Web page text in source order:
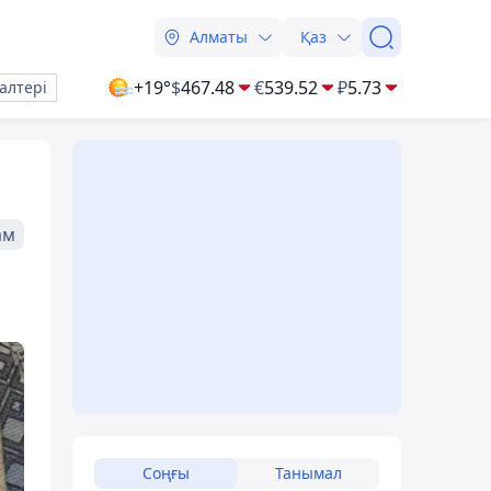
Алматы Қаз
+19°$467.48 €539.52 ₽5.73
Соңғы Танымал